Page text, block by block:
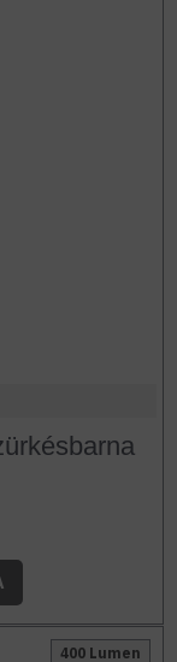
400 Lumen